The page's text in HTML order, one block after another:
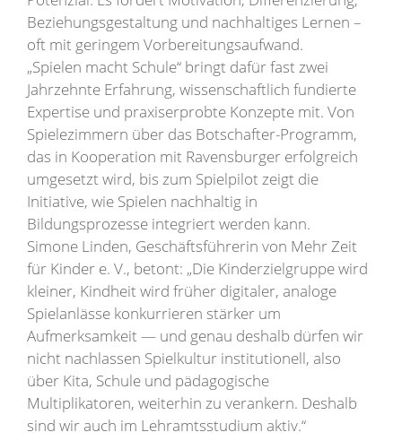
Beziehungsgestaltung und nachhaltiges Lernen –
oft mit geringem Vorbereitungsaufwand.
„Spielen macht Schule“ bringt dafür fast zwei
Jahrzehnte Erfahrung, wissenschaftlich fundierte
Expertise und praxiserprobte Konzepte mit. Von
Spielezimmern über das Botschafter-Programm,
das in Kooperation mit Ravensburger erfolgreich
umgesetzt wird, bis zum Spielpilot zeigt die
Initiative, wie Spielen nachhaltig in
Bildungsprozesse integriert werden kann.
Simone Linden, Geschäftsführerin von Mehr Zeit
für Kinder e. V., betont: „Die Kinderzielgruppe wird
kleiner, Kindheit wird früher digitaler, analoge
Spielanlässe konkurrieren stärker um
Aufmerksamkeit — und genau deshalb dürfen wir
nicht nachlassen Spielkultur institutionell, also
über Kita, Schule und pädagogische
Multiplikatoren, weiterhin zu verankern. Deshalb
sind wir auch im Lehramtsstudium aktiv.“